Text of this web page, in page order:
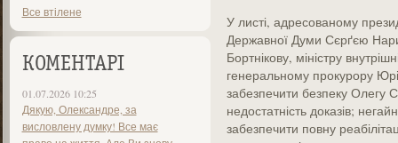
Все втілене
КОМЕНТАРІ
01.07.2026 10:25
Дякую, Олександре, за
висловлену думку! Все має
У листі, адресованому
Державної Думи Сєрґєю
Бортнікову, міністру
генеральному прокурору
забезпечити безпеку Олегу
недостатність доказів;
забезпечити повну